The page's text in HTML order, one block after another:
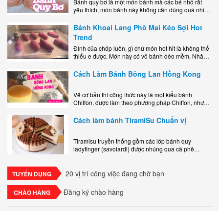
yêu thích, món bánh này không cần dùng quá nhiều
Bánh Khoai Lang Phô Mai Kéo Sợi Hot
Trend
Đỉnh của chóp luôn, gì chứ món hot hit là không thể
thiếu e được. Món này có vỏ bánh dẻo mềm, Nhân
Cách Làm Bánh Bông Lan Hồng Kong
Về cơ bản thì công thức này là một kiểu bánh
Chiffon, được làm theo phương pháp Chiffon, nhưng
ngon, làm..
Cách làm bánh TiramiSu Chuẩn vị
Tiramisu truyền thống gồm các lớp bánh quy
ladyfinger (savoiardi) được nhúng qua cà phê
TUYỂN DỤNG 20 vị trí công việc đang chờ bạn
CHÀO HÀNG Đăng ký chào hàng